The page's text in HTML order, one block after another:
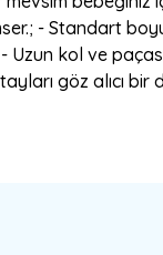
- Standart
kol ve
göz alıcı bir